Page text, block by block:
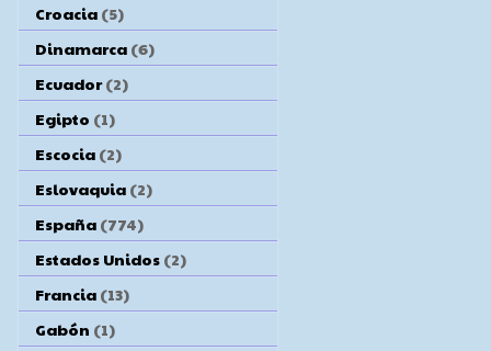
Croacia (5)
Dinamarca (6)
Ecuador (2)
Egipto (1)
Escocia (2)
Eslovaquia (2)
España (774)
Estados Unidos (2)
Francia (13)
Gabón (1)